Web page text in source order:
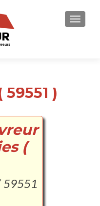
)
(
59551